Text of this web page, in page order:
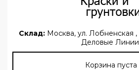
Склад:Москва, ул. Лобненская ,
Деловые
Корзина пуста